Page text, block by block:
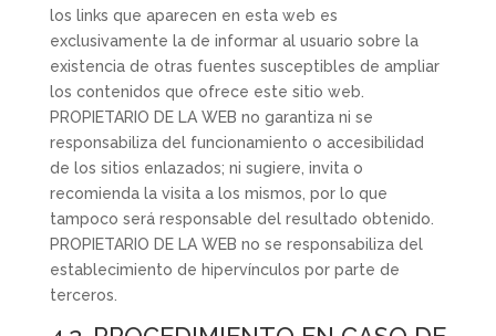
los links que aparecen en esta web es
exclusivamente la de informar al usuario sobre la
existencia de otras fuentes susceptibles de ampliar
los contenidos que ofrece este sitio web.
PROPIETARIO DE LA WEB no garantiza ni se
responsabiliza del funcionamiento o accesibilidad
de los sitios enlazados; ni sugiere, invita o
recomienda la visita a los mismos, por lo que
tampoco será responsable del resultado obtenido.
PROPIETARIO DE LA WEB no se responsabiliza del
establecimiento de hipervínculos por parte de
terceros.